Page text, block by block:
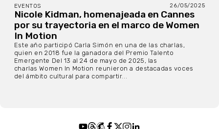
EVENTOS 26/05/2025
Nicole Kidman, homenajeada en Cannes
por su trayectoria en el marco de Women
In Motion
Este año participó Carla Simón en una de las charlas,
quien en 2018 fue la ganadora del Premio Talento
Emergente Del 13 al 24 de mayo de 2025, las
charlas Women In Motion reunieron a destacadas voces
del ámbito cultural para compartir...